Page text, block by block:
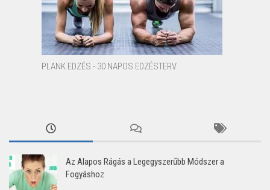
PLANK EDZÉS - 30 NAPOS EDZÉSTERV
Az Alapos Rágás a Legegyszerűbb Módszer a
Fogyáshoz